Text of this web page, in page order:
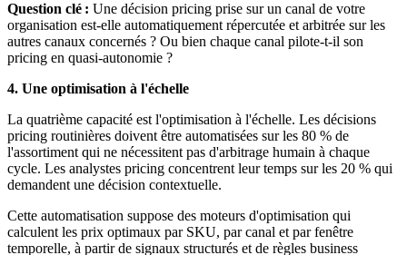
Question clé : Une décision pricing prise sur un canal de votre
organisation est-elle automatiquement répercutée et arbitrée sur les
autres canaux concernés ? Ou bien chaque canal pilote-t-il son
pricing en quasi-autonomie ?
4. Une optimisation à l'échelle
La quatrième capacité est l'optimisation à l'échelle. Les décisions
pricing routinières doivent être automatisées sur les 80 % de
l'assortiment qui ne nécessitent pas d'arbitrage humain à chaque
cycle. Les analystes pricing concentrent leur temps sur les 20 % qui
demandent une décision contextuelle.
Cette automatisation suppose des moteurs d'optimisation qui
calculent les prix optimaux par SKU, par canal et par fenêtre
temporelle, à partir de signaux structurés et de règles business